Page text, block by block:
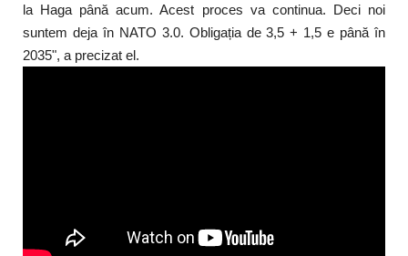
la Haga până acum. Acest proces va continua. Deci noi
suntem deja în NATO 3.0. Obligația de 3,5 + 1,5 e până în
2035", a precizat el.